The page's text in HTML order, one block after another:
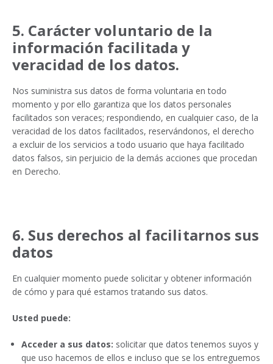
5. Carácter voluntario de la
información facilitada y
veracidad de los datos.
Nos suministra sus datos de forma voluntaria en todo
momento y por ello garantiza que los datos personales
facilitados son veraces; respondiendo, en cualquier caso, de la
veracidad de los datos facilitados, reservándonos, el derecho
a excluir de los servicios a todo usuario que haya facilitado
datos falsos, sin perjuicio de la demás acciones que procedan
en Derecho.
6. Sus derechos al facilitarnos sus
datos
En cualquier momento puede solicitar y obtener información
de cómo y para qué estamos tratando sus datos.
Usted puede:
Acceder a sus datos: solicitar que datos tenemos suyos y
que uso hacemos de ellos e incluso que se los entreguemos